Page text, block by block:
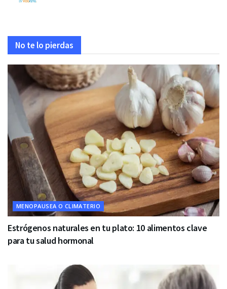
No te lo pierdas
MENOPAUSEA O CLIMATERIO
Estrógenos naturales en tu plato: 10 alimentos clave
para tu salud hormonal